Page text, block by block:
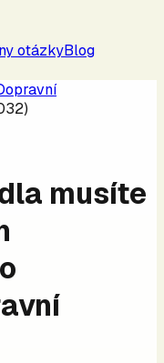
otázkyBlog
musíte